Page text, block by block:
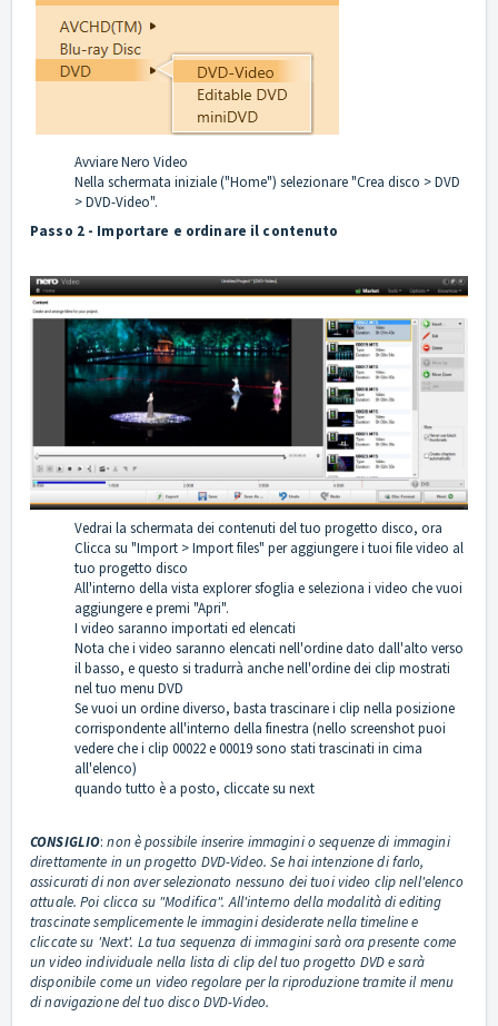
Avviare Nero Video
Nella schermata iniziale ("Home") selezionare "Crea disco > DVD
> DVD-Video".
Passo 2 - Importare e ordinare il contenuto
Vedrai la schermata dei contenuti del tuo progetto disco, ora
Clicca su "Import > Import files" per aggiungere i tuoi file video al
tuo progetto disco
All'interno della vista explorer sfoglia e seleziona i video che vuoi
aggiungere e premi "Apri".
I video saranno importati ed elencati
Nota che i video saranno elencati nell'ordine dato dall'alto verso
il basso, e questo si tradurrà anche nell'ordine dei clip mostrati
nel tuo menu DVD
Se vuoi un ordine diverso, basta trascinare i clip nella posizione
corrispondente all'interno della finestra (nello screenshot puoi
vedere che i clip 00022 e 00019 sono stati trascinati in cima
all'elenco)
quando tutto è a posto, cliccate su next
CONSIGLIO:non è possibile inserire immagini o sequenze di immagini
direttamente in un progetto DVD-Video. Se hai intenzione di farlo,
assicurati di non aver selezionato nessuno dei tuoi video clip nell'elenco
attuale. Poi clicca su "Modifica". All'interno della modalità di editing
trascinate semplicemente le immagini desiderate nella timeline e
cliccate su 'Next'. La tua sequenza di immagini sarà ora presente come
un video individuale nella lista di clip del tuo progetto DVD e sarà
disponibile come un video regolare per la riproduzione tramite il menu
di navigazione del tuo disco DVD-Video.